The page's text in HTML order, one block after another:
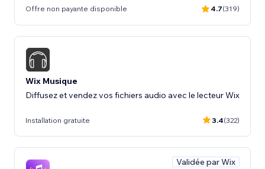
Offre non payante disponible 4.7(319)
Wix Musique
Diffusez et vendez vos fichiers audio avec le lecteur Wix
Installation gratuite 3.4(322)
Validée par Wix